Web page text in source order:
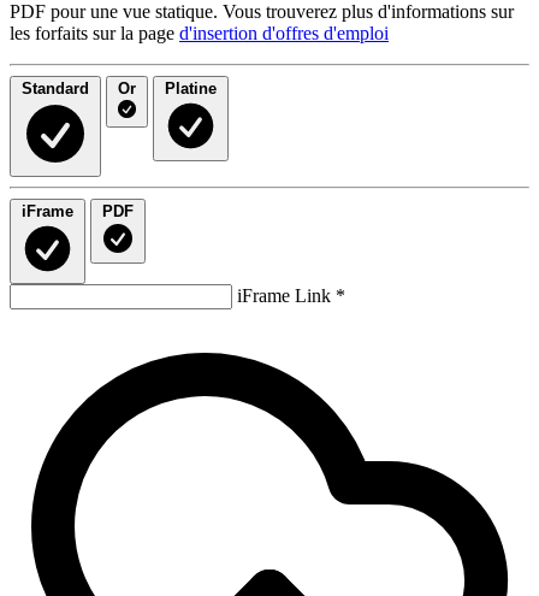
PDF pour une vue statique. Vous trouverez plus d'informations sur
les forfaits sur la page d'insertion d'offres d'emploi
Standard Or Platine
iFrame PDF
iFrame Link *